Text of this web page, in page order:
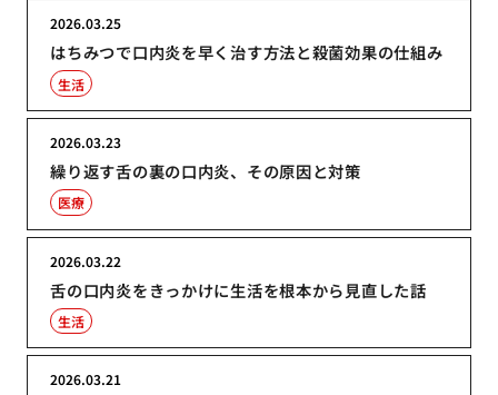
はちみつで口内炎を早く治す方法と殺菌効果の仕組み
2026.03.25
生活
繰り返す舌の裏の口内炎、その原因と対策
2026.03.23
医療
舌の口内炎をきっかけに生活を根本から見直した話
2026.03.22
生活
2026.03.21